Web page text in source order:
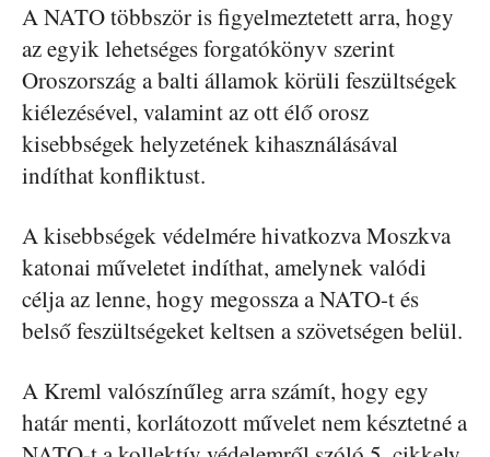
A NATO többször is figyelmeztetett arra, hogy
az egyik lehetséges forgatókönyv szerint
Oroszország a balti államok körüli feszültségek
kiélezésével, valamint az ott élő orosz
kisebbségek helyzetének kihasználásával
indíthat konfliktust.
A kisebbségek védelmére hivatkozva Moszkva
katonai műveletet indíthat, amelynek valódi
célja az lenne, hogy megossza a NATO-t és
belső feszültségeket keltsen a szövetségen belül.
A Kreml valószínűleg arra számít, hogy egy
határ menti, korlátozott művelet nem késztetné a